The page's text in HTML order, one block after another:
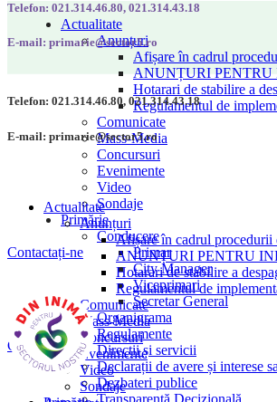
Actualitate
Anunțuri
Afișare în cadrul
ANUNȚURI
Hotarari de stabilire a
Regulamentul de
Comunicate
Mass-Media
Concursuri
Evenimente
Video
Sondaje
Primărie
Conducere
Primar
City Manager
Viceprimari
Secretar General
Organigrama
Regulamente
Direcții și servicii
Declarații de avere și interese
Dezbateri publice
Transparență Decizională
Telefon: 021.314.46.80, 021.314.43.18
E-mail: primarie@sector5.ro
Contactați-ne
Telefon: 021.314.46.80, 021.314.43.18
E-mail: primarie@sector5.ro
Contactați-ne
Actualitate
Anunțuri
Afișare în cadrul procedurii
ANUNȚURI PENTRU
Hotarari de stabilire a
Regulamentul de
Comunicate
Mass-Media
Concursuri
Evenimente
Video
Sondaje